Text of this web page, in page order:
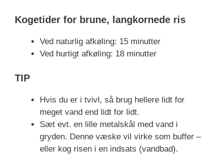
Kogetider for brune, langkornede ris
Ved naturlig afkøling: 15 minutter
Ved hurtigt afkøling: 18 minutter
TIP
Hvis du er i tvivl, så brug hellere lidt for
meget vand end lidt for lidt.
Sæt evt. en lille metalskål med vand i
gryden. Denne væske vil virke som buffer –
eller kog risen i en indsats (vandbad).